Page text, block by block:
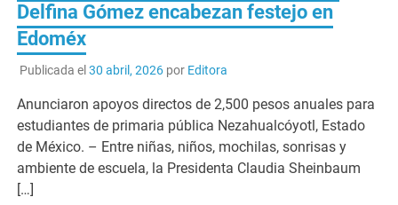
Delfina Gómez encabezan festejo en
Edoméx
Publicada el 30 abril, 2026por Editora
Anunciaron apoyos directos de 2,500 pesos anuales para
estudiantes de primaria pública Nezahualcóyotl, Estado
de México. – Entre niñas, niños, mochilas, sonrisas y
ambiente de escuela, la Presidenta Claudia Sheinbaum
[…]